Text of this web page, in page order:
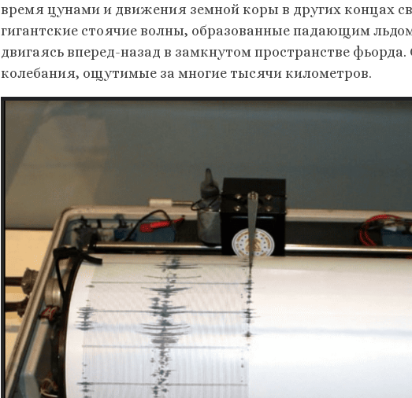
время цунами и движения земной коры в других концах
гигантские стоячие волны, образованные падающим
двигаясь вперед-назад в замкнутом пространстве
колебания, ощутимые за многие тысячи километров.